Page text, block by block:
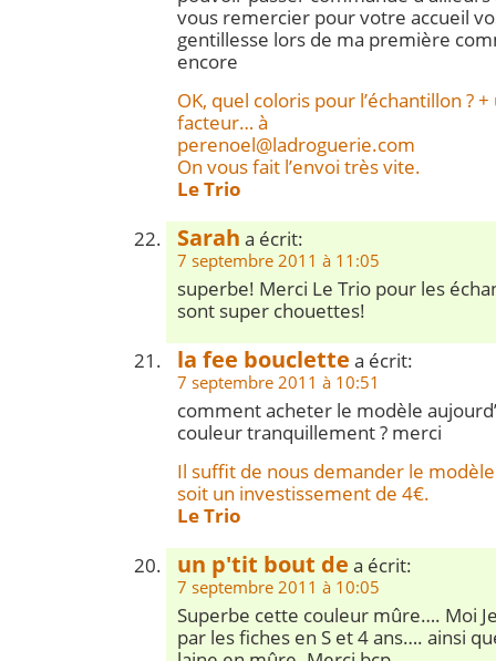
vous remercier pour votre accueil
gentillesse lors de ma première
encore
OK, quel coloris pour l’échantillon ?
facteur… à
perenoel@ladroguerie.com
On vous fait l’envoi très vite.
Le Trio
Sarah a écrit:
7 septembre 2011 à 11:05
superbe! Merci Le Trio pour les
sont super chouettes!
la fee bouclette a écrit:
7 septembre 2011 à 10:51
comment acheter le modèle
couleur tranquillement ? merci
Il suffit de nous demander le
soit un investissement de 4€.
Le Trio
un p'tit bout de a écrit:
7 septembre 2011 à 10:05
Superbe cette couleur mûre…. Moi
par les fiches en S et 4 ans…. ainsi